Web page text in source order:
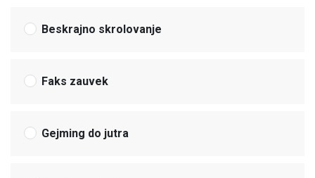
Beskrajno skrolovanje
Faks zauvek
Gejming do jutra